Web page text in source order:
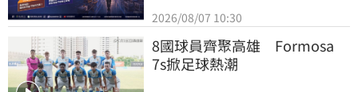
2026/08/07 10:30
8國球員齊聚高雄　Formosa
7s掀足球熱潮